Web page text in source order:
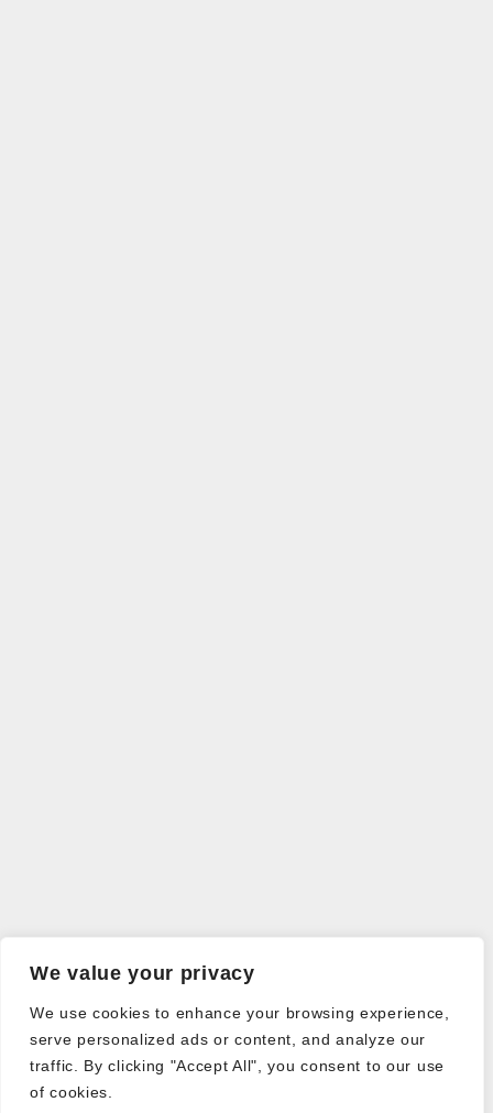
We value your privacy
We use cookies to enhance your browsing experience,
serve personalized ads or content, and analyze our
traffic. By clicking "Accept All", you consent to our use
of cookies.